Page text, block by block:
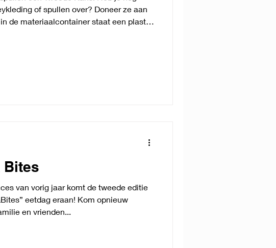
of spullen over? Doneer ze aan
de materiaalcontainer staat een plastic
Bites
van vorig jaar komt de tweede editie
eetdag eraan! Kom opnieuw
en vrienden...